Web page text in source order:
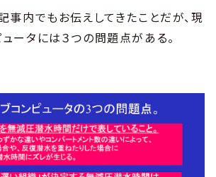
事内でもお伝えしてきたことだが、現
ータには３つの問題点がある。